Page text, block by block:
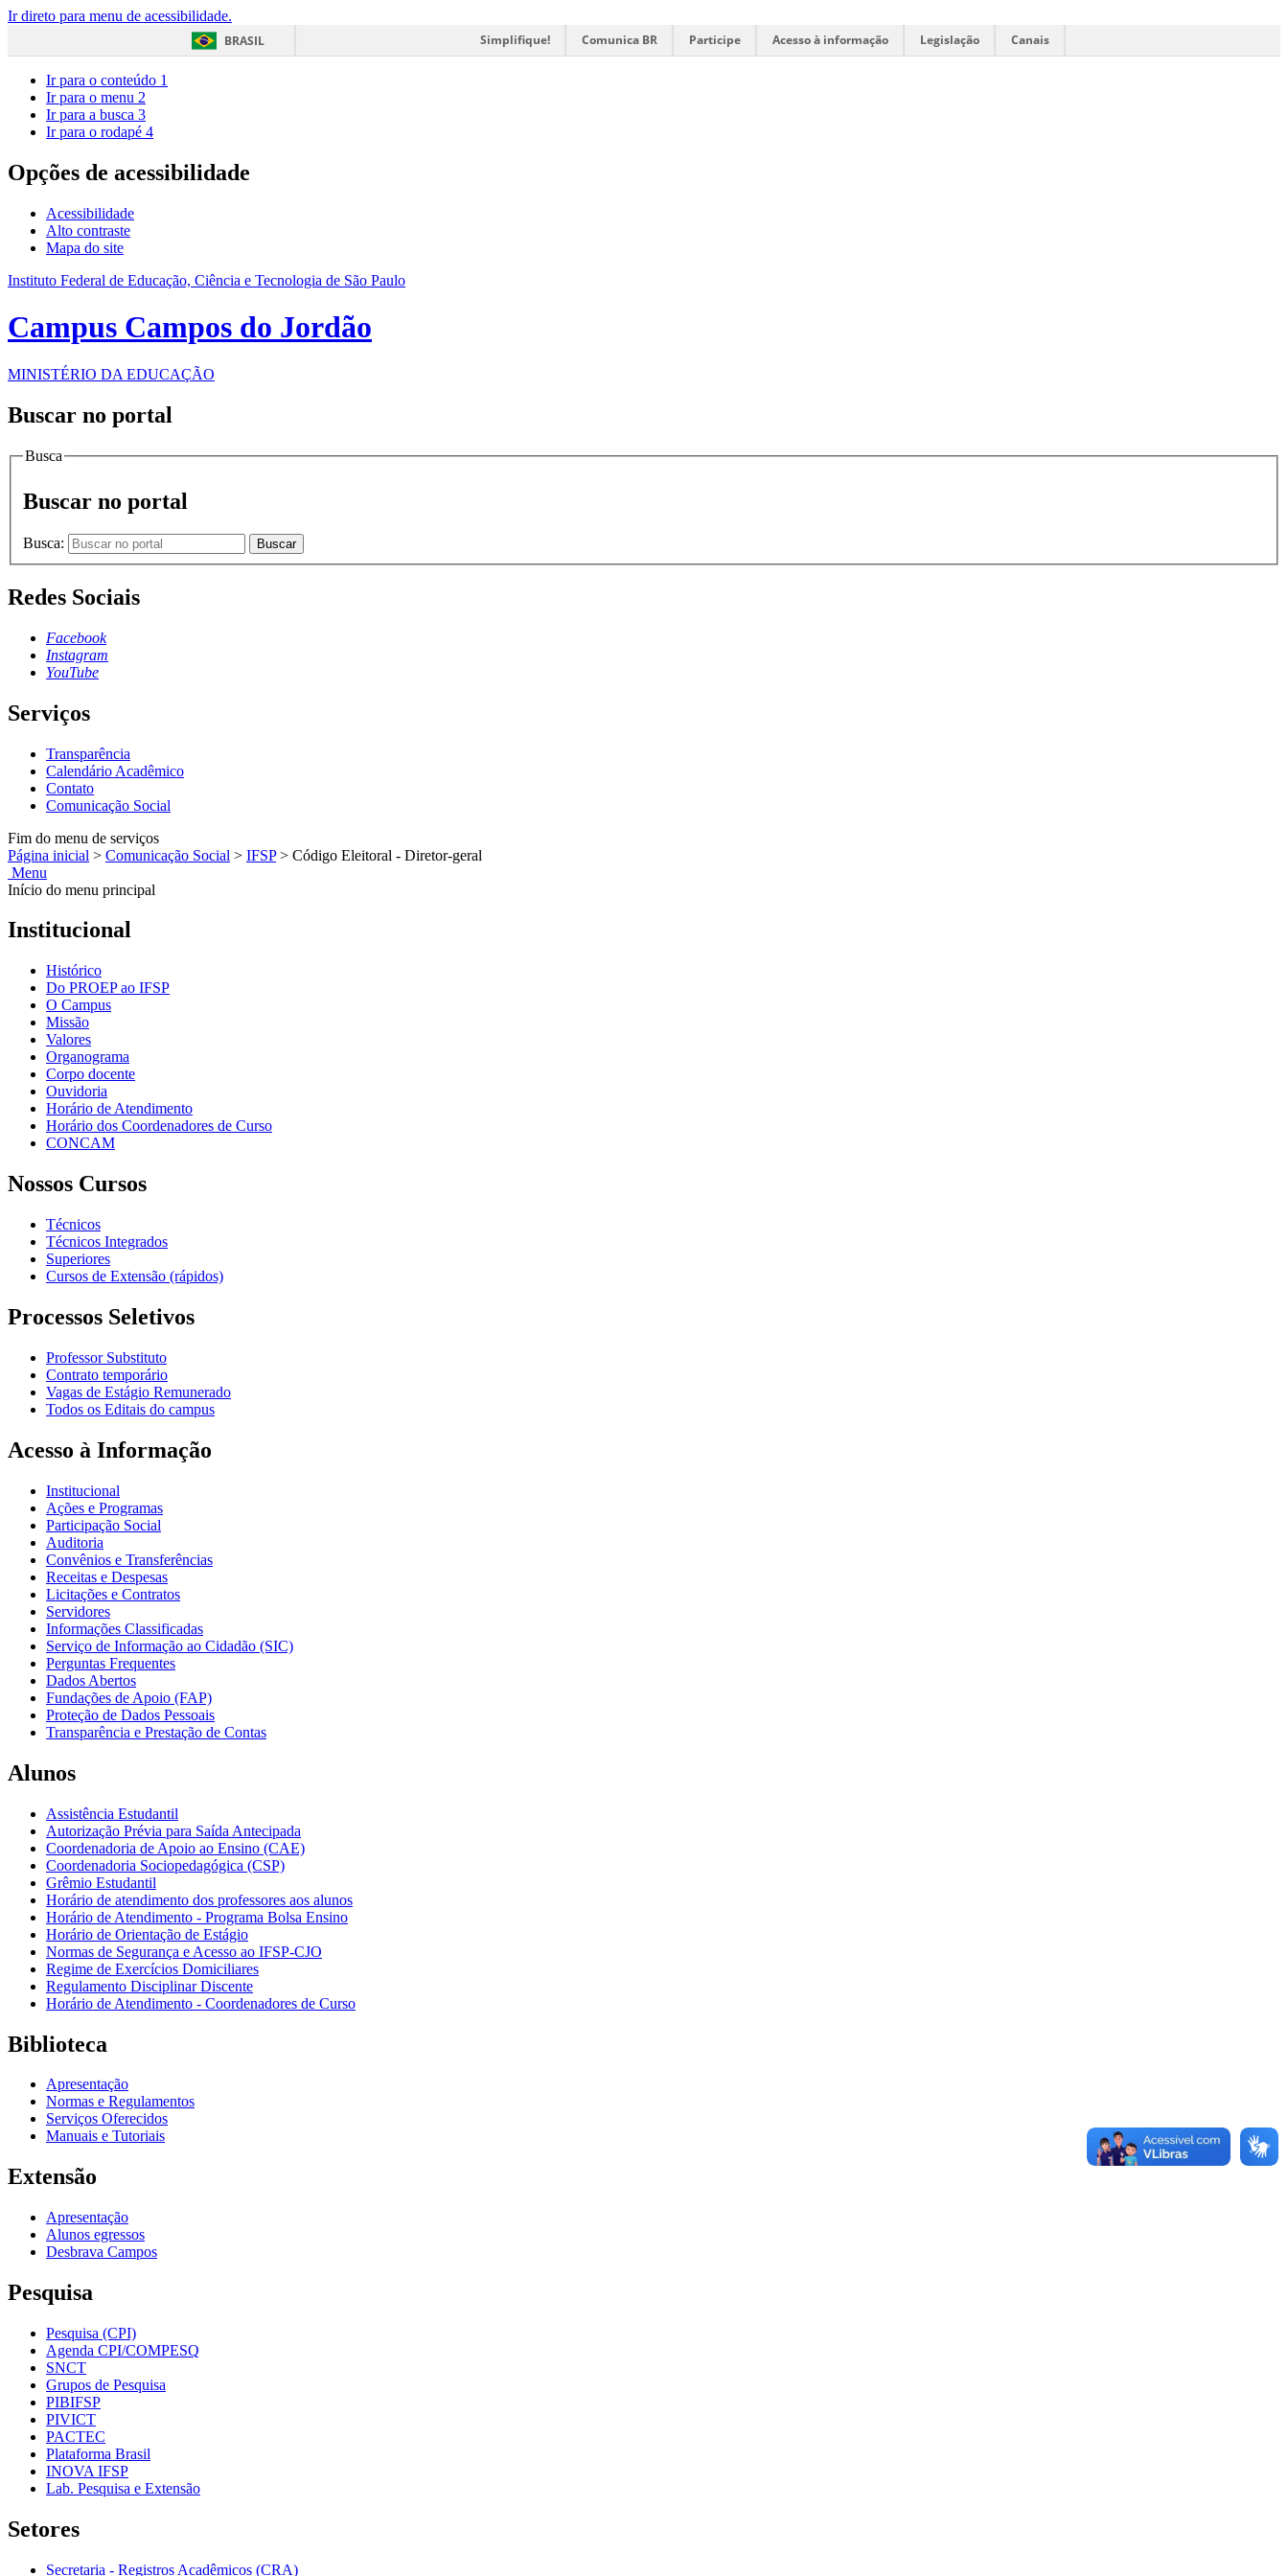
Ir direto para menu de acessibilidade.
BRASIL
Simplifique! Comunica BR Participe Acesso à informação Legislação Canais
Ir para o conteúdo 1
Ir para o menu 2
Ir para a busca 3
Ir para o rodapé 4
Opções de acessibilidade
Acessibilidade
Alto contraste
Mapa do site
Instituto Federal de Educação, Ciência e Tecnologia de São Paulo
Campus Campos do Jordão
MINISTÉRIO DA EDUCAÇÃO
Buscar no portal
Busca
Buscar no portal
Busca: Buscar
Redes Sociais
Facebook
Instagram
YouTube
Serviços
Transparência
Calendário Acadêmico
Contato
Comunicação Social
Fim do menu de serviços
Página inicial > Comunicação Social > IFSP > Código Eleitoral - Diretor-geral
Menu
Início do menu principal
Institucional
Histórico
Do PROEP ao IFSP
O Campus
Missão
Valores
Organograma
Corpo docente
Ouvidoria
Horário de Atendimento
Horário dos Coordenadores de Curso
CONCAM
Nossos Cursos
Técnicos
Técnicos Integrados
Superiores
Cursos de Extensão (rápidos)
Processos Seletivos
Professor Substituto
Contrato temporário
Vagas de Estágio Remunerado
Todos os Editais do campus
Acesso à Informação
Institucional
Ações e Programas
Participação Social
Auditoria
Convênios e Transferências
Receitas e Despesas
Licitações e Contratos
Servidores
Informações Classificadas
Serviço de Informação ao Cidadão (SIC)
Perguntas Frequentes
Dados Abertos
Fundações de Apoio (FAP)
Proteção de Dados Pessoais
Transparência e Prestação de Contas
Alunos
Assistência Estudantil
Autorização Prévia para Saída Antecipada
Coordenadoria de Apoio ao Ensino (CAE)
Coordenadoria Sociopedagógica (CSP)
Grêmio Estudantil
Horário de atendimento dos professores aos alunos
Horário de Atendimento - Programa Bolsa Ensino
Horário de Orientação de Estágio
Normas de Segurança e Acesso ao IFSP-CJO
Regime de Exercícios Domiciliares
Regulamento Disciplinar Discente
Horário de Atendimento - Coordenadores de Curso
Biblioteca
Apresentação
Normas e Regulamentos
Serviços Oferecidos
Manuais e Tutoriais
Extensão
Apresentação
Alunos egressos
Desbrava Campos
Pesquisa
Pesquisa (CPI)
Agenda CPI/COMPESQ
SNCT
Grupos de Pesquisa
PIBIFSP
PIVICT
PACTEC
Plataforma Brasil
INOVA IFSP
Lab. Pesquisa e Extensão
Setores
Secretaria - Registros Acadêmicos (CRA)